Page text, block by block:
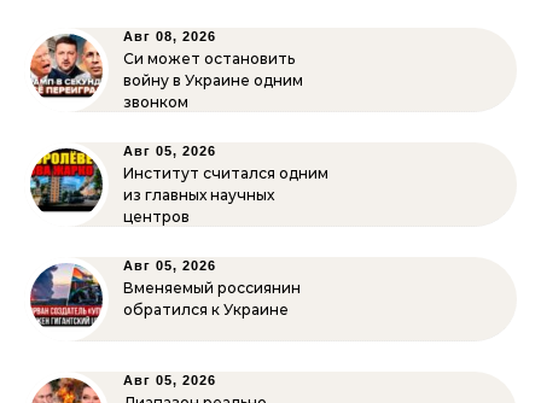
Авг 08, 2026
Си может остановить
войну в Украине одним
звонком
Авг 05, 2026
Институт считался одним
из главных научных
центров
Авг 05, 2026
Вменяемый россиянин
обратился к Украине
Авг 05, 2026